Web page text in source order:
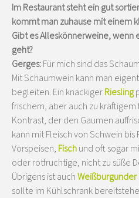
Im Restaurant steht ein gut
kommt man zuhause mit einem
Gibt es Alleskönnerweine, wenn
geht?
Gerges:Für mich sind das
Mit Schaumwein kann man
begleiten. Ein knackigerRiesling
frischem, aber auch zu kräftigem
Kontrast, der den Gaumen
kann mit Fleisch von Schwein
Vorspeisen, Fischund oft sogar
oder rotfruchtige, nicht zu süße
Übrigens ist auchWeißburgunder
sollte im Kühlschrank